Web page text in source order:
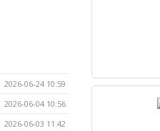
2026-06-24 10:59
2026-06-04 10:56
2026-06-03 11:42